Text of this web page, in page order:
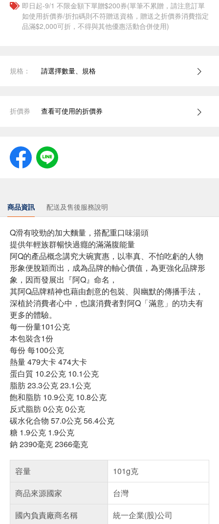
即日起-9/1 不限金額下單贈$200券(單筆不累贈，請注意訂單
如使用折價券/折扣碼則不符贈送資格，贈送之折價券消費指定
品滿$2,000可折，不得與其他優惠活動合併使用)
規格： 請選擇數量、規格
折價券 查看可使用的折價券
商品資訊 配送及售後服務說明
Q滑有咬勁的加大麵量，搭配重口味湯頭
提供年輕族群暢快過癮的滿滿腹能量
阿Q的產品概念講究大碗實惠，以率真、不怕吃虧的人物
形象便脫穎而出，成為品牌的軸心價值，為更強化品牌形
象，因而發展出『阿Q』命名，
其阿Q品牌精神也藉由創意的包裝、與幽默的傳播手法，
深植於消費者心中，也讓消費者對阿Q「滿意」的功夫有
更多的體驗。
每一份量101公克
本包裝含1份
每份 每100公克
熱量 479大卡 474大卡
蛋白質 10.2公克 10.1公克
脂肪 23.3公克 23.1公克
飽和脂肪 10.9公克 10.8公克
反式脂肪 0公克 0公克
碳水化合物 57.0公克 56.4公克
糖 1.9公克 1.9公克
鈉 2390毫克 2366毫克
容量
101g克
商品來源國家
台灣
國內負責廠商名稱
統一企業(股)公司